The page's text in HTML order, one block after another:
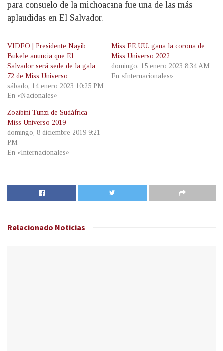
para consuelo de la michoacana fue una de las más
aplaudidas en El Salvador.
VIDEO | Presidente Nayib
Bukele anuncia que El
Salvador será sede de la gala
72 de Miss Universo
sábado, 14 enero 2023 10:25 PM
En «Nacionales»
Miss EE.UU. gana la corona de
Miss Universo 2022
domingo, 15 enero 2023 8:34 AM
En «Internacionales»
Zozibini Tunzi de Sudáfrica
Miss Universo 2019
domingo, 8 diciembre 2019 9:21
PM
En «Internacionales»
Relacionado Noticias